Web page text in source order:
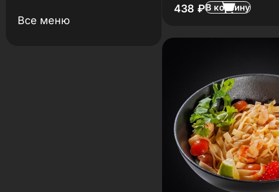
Все меню
438 ₽В корзину